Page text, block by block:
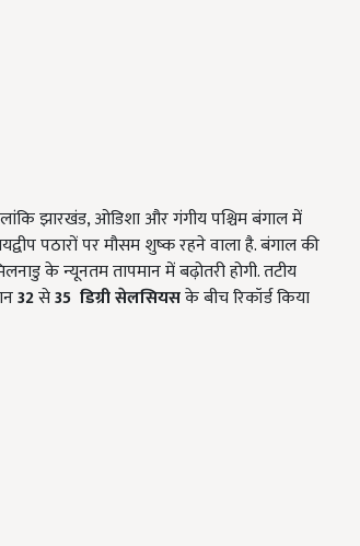
झारखंड, ओडिशा और गंगीय पश्चिम बंगाल में
पठारों पर मौसम शुष्क रहने वाला है. बंगाल की
के न्यूनतम तापमान में बढ़ोतरी होगी. तटीय
32से35 डिग्री सेलसियसके बीच रिकॉर्ड किया